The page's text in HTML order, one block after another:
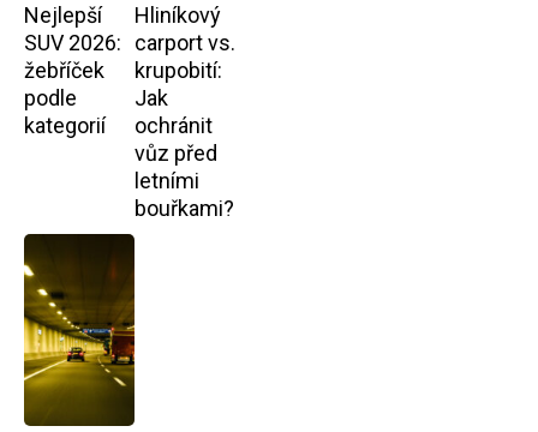
Nejlepší
SUV 2026:
žebříček
podle
kategorií
Hliníkový
carport vs.
krupobití:
Jak
ochránit
vůz před
letními
bouřkami?